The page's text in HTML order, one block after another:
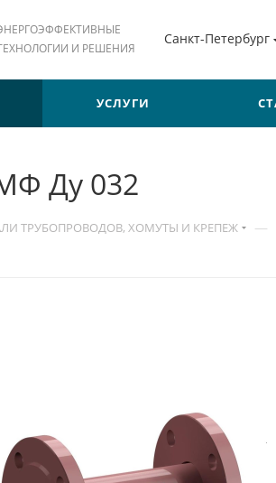
И РЕШЕНИЯ
Санкт-Петербург
УСЛУГИ
Ду 032
ТРУБОПРОВОДОВ, ХОМУТЫ И КРЕПЕЖ —